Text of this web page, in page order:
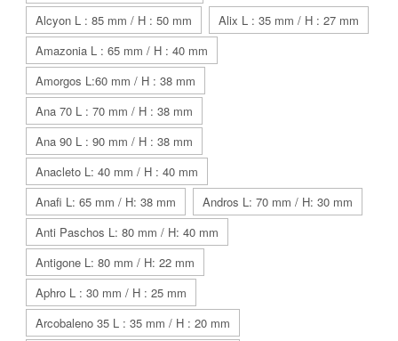
Alcyon L : 85 mm / H : 50 mm
Alix L : 35 mm / H : 27 mm
Amazonia L : 65 mm / H : 40 mm
Amorgos L:60 mm / H : 38 mm
Ana 70 L : 70 mm / H : 38 mm
Ana 90 L : 90 mm / H : 38 mm
Anacleto L: 40 mm / H : 40 mm
Anafi L: 65 mm / H: 38 mm
Andros L: 70 mm / H: 30 mm
Anti Paschos L: 80 mm / H: 40 mm
Antigone L: 80 mm / H: 22 mm
Aphro L : 30 mm / H : 25 mm
Arcobaleno 35 L : 35 mm / H : 20 mm